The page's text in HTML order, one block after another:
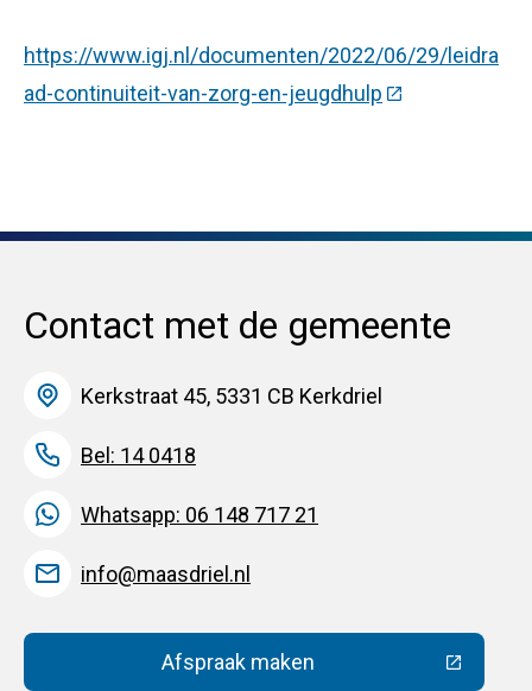
https://www.igj.nl/documenten/2022/06/29/leidra
ad-continuiteit-van-zorg-en-jeugdhulp (Deze link
Contact met de gemeente
Kerkstraat 45, 5331 CB Kerkdriel
Bel: 14 0418
Whatsapp: 06 148 717 21
info@maasdriel.nl
Afspraak maken(Deze link gaat naar een